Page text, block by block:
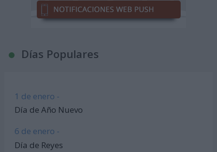
Días Populares
1 de enero -
Día de Año Nuevo
6 de enero -
Día de Reyes